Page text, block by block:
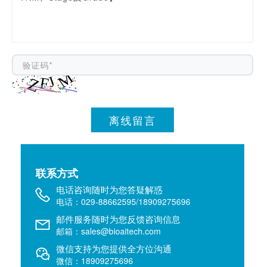
离线留言
联系方式
电话咨询随时为您答疑解惑
电话：029-88662595/18909275696
邮件服务随时为您反馈咨询信息
邮箱：sales@bioaitech.com
微信支持为您提供全方位沟通
微信：18909275696